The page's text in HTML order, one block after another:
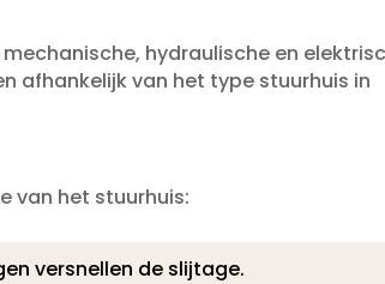
hydraulische en
afhankelijk van het type stuurhuis in
van het stuurhuis:
versnellen de slijtage.​